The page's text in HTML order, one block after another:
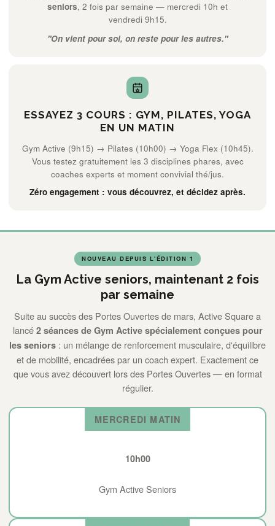
seniors, 2 fois par semaine — mercredi 10h et
vendredi 9h15.
"On vient pour soi, on reste pour les autres."
ESSAYEZ 3 COURS : GYM, PILATES, YOGA
EN UN MATIN
Gym Active (9h15) → Pilates (10h00) → Yoga Flex (10h45).
Vous testez gratuitement les 3 disciplines phares, avec
coaches experts et moment convivial thé/jus.
Zéro engagement : vous découvrez, et décidez après.
NOUVEAU DEPUIS L'ÉDITION 1
La Gym Active seniors, maintenant 2 fois
par semaine
Suite au succès des Portes Ouvertes de mars, Active Square a
lancé 2 séances de Gym Active spécialement conçues pour
les seniors : un mélange de renforcement musculaire, d'équilibre
et de mobilité, encadrées par un coach expert. Exactement ce
que vous avez découvert lors des Portes Ouvertes — en format
régulier.
MERCREDI MATIN
10h00
Gym Active Seniors